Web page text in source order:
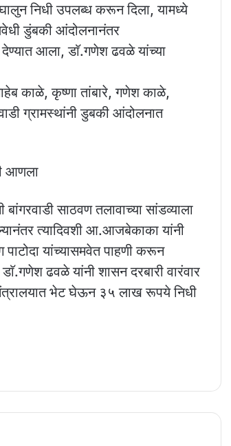
निधी उपलब्ध करून दिला, यामध्ये
डुंबकी आंदोलनानंतर
आला, डाॅ.गणेश ढवळे यांच्या
काळे, कृष्णा तांबारे, गणेश काळे,
ग्रामस्थांनी डुबकी आंदोलनात
आणला
साठवण तलावाच्या सांडव्याला
त्यादिवशी आ.आजबेकाका यांनी
यांच्यासमवेत पाहणी करून
ढवळे यांनी शासन दरबारी वारंवार
भेट घेऊन ३५ लाख रूपये निधी